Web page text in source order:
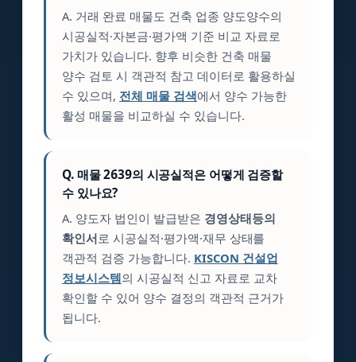
A. 거래 완료 매물도 건축 업종 양도양수의
시공실적·자본금·평가액 기준 비교 자료로
가치가 있습니다. 향후 비슷한 건축 매물
양수 검토 시 객관적 참고 데이터로 활용하실
수 있으며, 전체 매물 검색에서 양수 가능한
활성 매물을 비교하실 수 있습니다.
Q. 매물 2639의 시공실적은 어떻게 검증할
수 있나요?
A. 양도자 법인이 발급받은 경영상태등의
확인서로 시공실적·평가액·재무 상태를
객관적 검증 가능합니다. KISCON 건설업
정보시스템의 시공실적 신고 자료로 교차
확인할 수 있어 양수 결정의 객관적 근거가
됩니다.